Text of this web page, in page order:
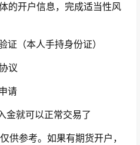
开户信息，完成适当性风
（本人手持身份证）
议
请
就可以正常交易了
参考。如果有期货开户，